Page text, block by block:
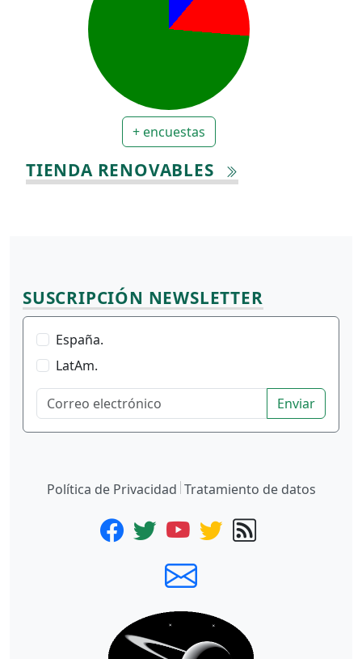
+ encuestas
TIENDA RENOVABLES
SUSCRIPCIÓN NEWSLETTER
España.
LatAm.
Enviar
Política de Privacidad Tratamiento de datos